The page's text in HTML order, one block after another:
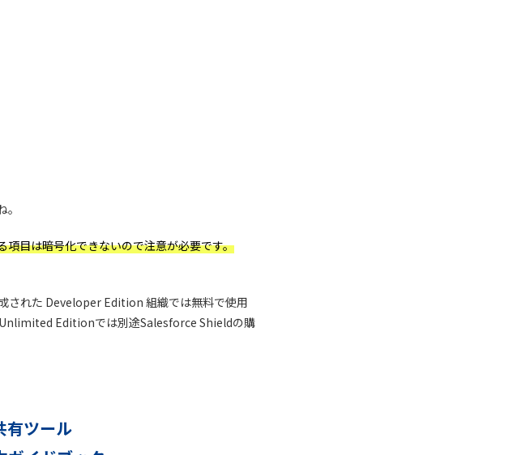
項目は暗号化できないので注意が必要です。
れた Developer Edition 組織では無料で使用
Editionでは別途Salesforce Shieldの購
ツール